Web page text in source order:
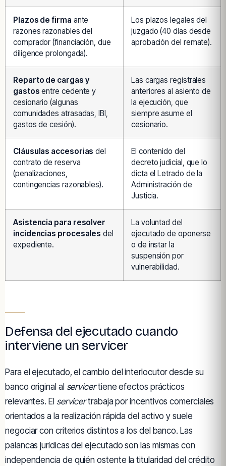
Plazos de firma ante
razones razonables del
comprador (financiación, due
diligence prolongada).
Los plazos legales del
juzgado (40 días desde
aprobación del remate).
Reparto de cargas y
gastos entre cedente y
cesionario (algunas
comunidades atrasadas, IBI,
gastos de cesión).
Las cargas registrales
anteriores al asiento de
la ejecución, que
siempre asume el
cesionario.
Cláusulas accesorias del
contrato de reserva
(penalizaciones,
contingencias razonables).
El contenido del
decreto judicial, que lo
dicta el Letrado de la
Administración de
Justicia.
Asistencia para resolver
incidencias procesales del
expediente.
La voluntad del
ejecutado de oponerse
o de instar la
suspensión por
vulnerabilidad.
Defensa del ejecutado cuando
interviene un servicer
Para el ejecutado, el cambio del interlocutor desde su
banco original al servicertiene efectos prácticos
relevantes. El servicertrabaja por incentivos comerciales
orientados a la realización rápida del activo y suele
negociar con criterios distintos a los del banco. Las
palancas jurídicas del ejecutado son las mismas con
independencia de quién ostente la titularidad del crédito